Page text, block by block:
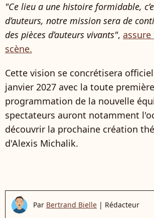
"Ce lieu a une histoire formidable,
d’auteurs, notre mission sera de
des pièces d’auteurs vivants",
scène.
Cette vision se concrétisera
janvier 2027 avec la toute première
programmation de la nouvelle
spectateurs auront notamment
découvrir la prochaine création
d'Alexis Michalik.
Par Bertrand Bielle | Rédacteur